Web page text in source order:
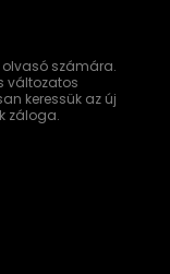
számára.
változatos
keressük az új
záloga.